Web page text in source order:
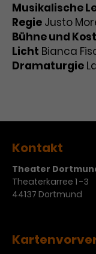
Musikalische
Regie Justo
Bühne und
Licht Bianca
Dramaturgie
Kontakt
Theater
Theaterkarree 1 -3
44137 Dortmund